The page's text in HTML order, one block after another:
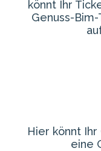
könnt Ihr
Genuss-
Hier könnt
eine